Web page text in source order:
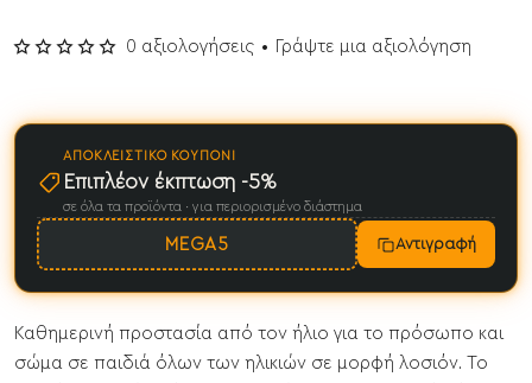
0 αξιολογήσεις • Γράψτε μια αξιολόγηση
ΑΠΟΚΛΕΙΣΤΙΚΌ ΚΟΥΠΌΝΙ
Επιπλέον έκπτωση -5%
σε όλα τα προϊόντα · για περιορισμένο διάστημα
MEGA5 Αντιγραφή
Καθημερινή προστασία από τον ήλιο για το πρόσωπο και
σώμα σε παιδιά όλων των ηλικιών σε μορφή λοσιόν. Το